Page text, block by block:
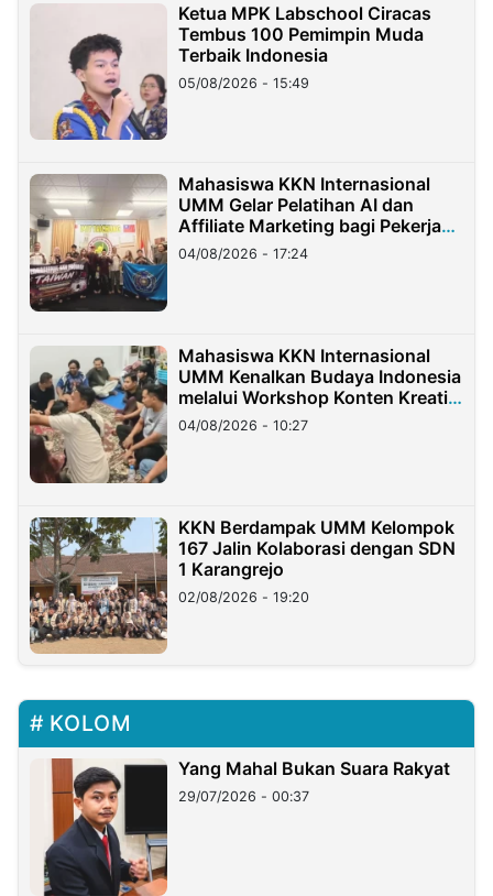
Ketua MPK Labschool Ciracas
Tembus 100 Pemimpin Muda
Terbaik Indonesia
05/08/2026 - 15:49
Mahasiswa KKN Internasional
UMM Gelar Pelatihan AI dan
Affiliate Marketing bagi Pekerja
Migran Indonesia di Taiwan
04/08/2026 - 17:24
Mahasiswa KKN Internasional
UMM Kenalkan Budaya Indonesia
melalui Workshop Konten Kreatif
di Taiwan
04/08/2026 - 10:27
KKN Berdampak UMM Kelompok
167 Jalin Kolaborasi dengan SDN
1 Karangrejo
02/08/2026 - 19:20
KOLOM
Yang Mahal Bukan Suara Rakyat
29/07/2026 - 00:37